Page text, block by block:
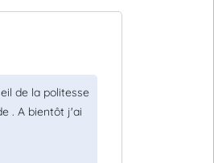
de la politesse
. A bientôt j'ai